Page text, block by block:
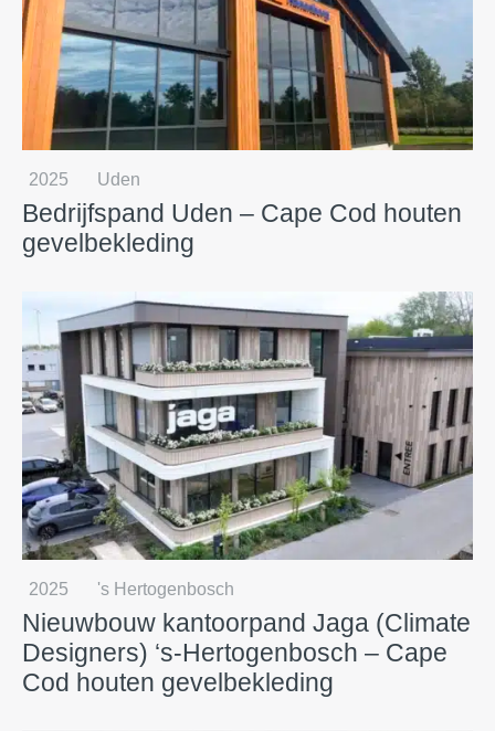
2025 Uden
Bedrijfspand Uden – Cape Cod houten
gevelbekleding
2025 's Hertogenbosch
Nieuwbouw kantoorpand Jaga (Climate
Designers) ‘s-Hertogenbosch – Cape
Cod houten gevelbekleding